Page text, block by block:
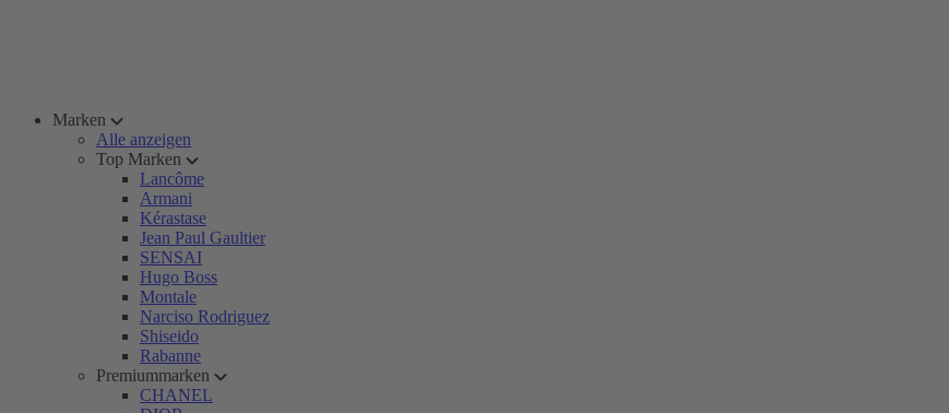
Marken
Alle anzeigen
Top Marken
Lancôme
Armani
Kérastase
Jean Paul Gaultier
SENSAI
Hugo Boss
Montale
Narciso Rodriguez
Shiseido
Rabanne
Premiummarken
CHANEL